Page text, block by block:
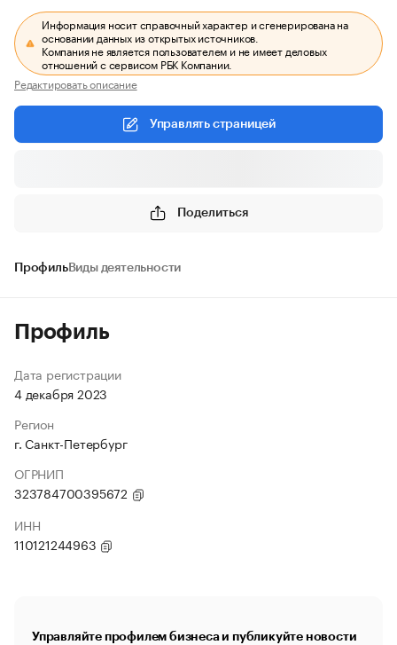
Информация носит справочный характер и сгенерирована на
основании данных из открытых источников.
Компания не является пользователем и не имеет деловых
отношений с сервисом РБК Компании.
Редактировать описание
Управлять страницей
Поделиться
ПрофильВиды деятельности
Профиль
Дата регистрации
4 декабря 2023
Регион
г. Санкт-Петербург
ОГРНИП
323784700395672
ИНН
110121244963
Управляйте профилем бизнеса и публикуйте новости